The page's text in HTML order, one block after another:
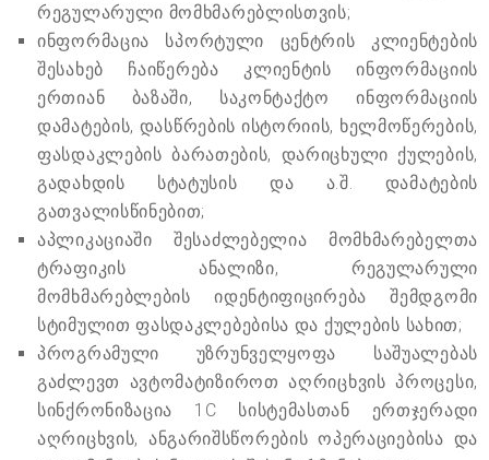
რეგულარული მომხმარებლისთვის;
ინფორმაცია სპორტული ცენტრის კლიენტების
შესახებ ჩაიწერება კლიენტის ინფორმაციის
ერთიან ბაზაში, საკონტაქტო ინფორმაციის
დამატების, დასწრების ისტორიის, ხელმოწერების,
ფასდაკლების ბარათების, დარიცხული ქულების,
გადახდის სტატუსის და ა.შ. დამატების
გათვალისწინებით;
აპლიკაციაში შესაძლებელია მომხმარებელთა
ტრაფიკის ანალიზი, რეგულარული
მომხმარებლების იდენტიფიცირება შემდგომი
სტიმულით ფასდაკლებებისა და ქულების სახით;
პროგრამული უზრუნველყოფა საშუალებას
გაძლევთ ავტომატიზიროთ აღრიცხვის პროცესი,
სინქრონიზაცია 1C სისტემასთან ერთჯერადი
აღრიცხვის, ანგარიშსწორების ოპერაციებისა და